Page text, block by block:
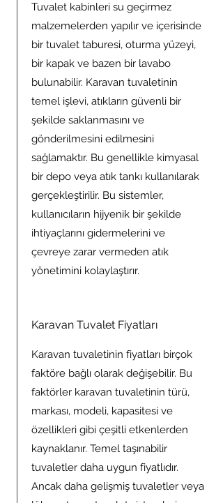
Tuvalet kabinleri su geçirmez
malzemelerden yapılır ve içerisinde
bir tuvalet taburesi, oturma yüzeyi,
bir kapak ve bazen bir lavabo
bulunabilir. Karavan tuvaletinin
temel işlevi, atıkların güvenli bir
şekilde saklanmasını ve
gönderilmesini edilmesini
sağlamaktır. Bu genellikle kimyasal
bir depo veya atık tankı kullanılarak
gerçekleştirilir. Bu sistemler,
kullanıcıların hijyenik bir şekilde
ihtiyaçlarını gidermelerini ve
çevreye zarar vermeden atık
yönetimini kolaylaştırır.
Karavan Tuvalet Fiyatları
Karavan tuvaletinin fiyatları birçok
faktöre bağlı olarak değişebilir. Bu
faktörler karavan tuvaletinin türü,
markası, modeli, kapasitesi ve
özellikleri gibi çeşitli etkenlerden
kaynaklanır. Temel taşınabilir
tuvaletler daha uygun fiyatlıdır.
Ancak daha gelişmiş tuvaletler veya